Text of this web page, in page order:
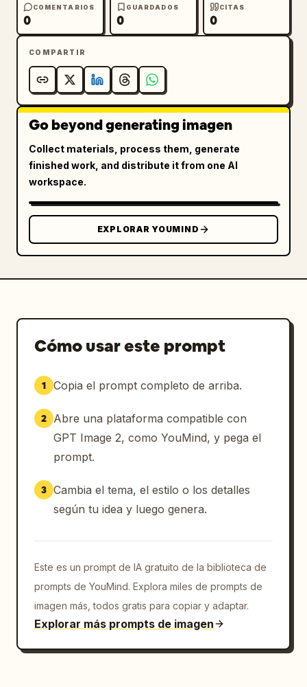
COMENTARIOS
0
GUARDADOS
0
CITAS
0
COMPARTIR
Go beyond generating imagen
Collect materials, process them, generate
finished work, and distribute it from one AI
workspace.
EXPLORAR YOUMIND
Cómo usar este prompt
1 Copia el prompt completo de arriba.
2
Abre una plataforma compatible con
GPT Image 2, como YouMind, y pega el
prompt.
3 Cambia el tema, el estilo o los detalles
según tu idea y luego genera.
Este es un prompt de IA gratuito de la biblioteca de
prompts de YouMind. Explora miles de prompts de
imagen más, todos gratis para copiar y adaptar.
Explorar más prompts de imagen